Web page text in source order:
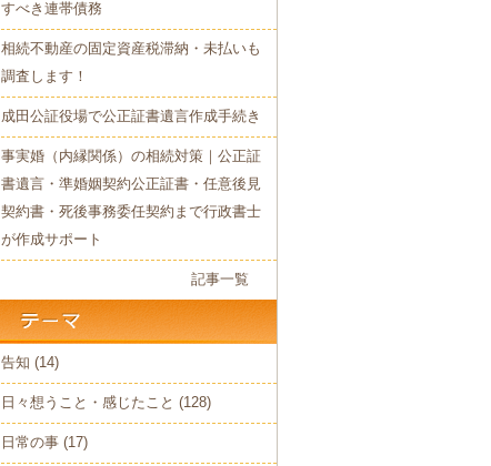
すべき連帯債務
相続不動産の固定資産税滞納・未払いも
調査します！
成田公証役場で公正証書遺言作成手続き
事実婚（内縁関係）の相続対策｜公正証
書遺言・準婚姻契約公正証書・任意後見
契約書・死後事務委任契約まで行政書士
が作成サポート
記事一覧
告知 (14)
日々想うこと・感じたこと (128)
日常の事 (17)